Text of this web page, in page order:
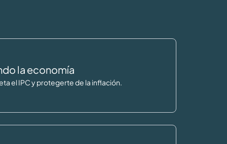
la economía
el IPC y protegerte de la inflación.